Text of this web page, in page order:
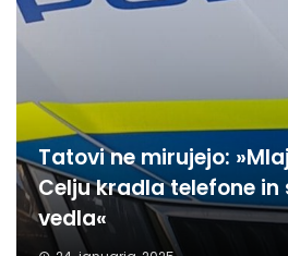
Tatovi ne mirujejo:
Celju kradla telefone in
vedla«